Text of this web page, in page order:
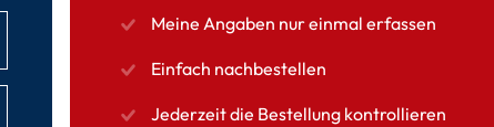
Meine Angaben nur einmal erfassen
Einfach nachbestellen
Jederzeit die Bestellung kontrollieren